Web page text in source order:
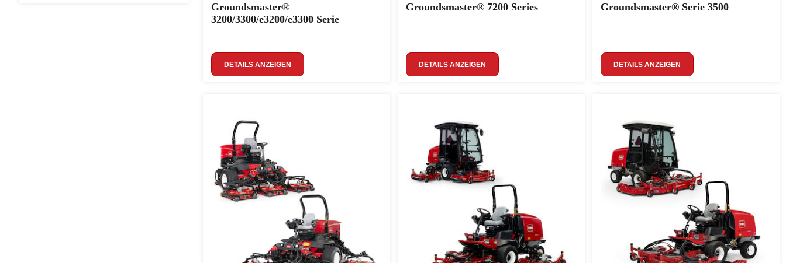
Groundsmaster®
3200/3300/e3200/e3300 Serie
DETAILS ANZEIGEN
Groundsmaster® 7200 Series
DETAILS ANZEIGEN
Groundsmaster® Serie 3500
DETAILS ANZEIGEN